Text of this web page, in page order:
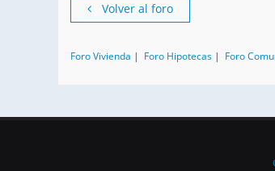
Volver al foro
Foro Vivienda | Foro Hipotecas | Foro